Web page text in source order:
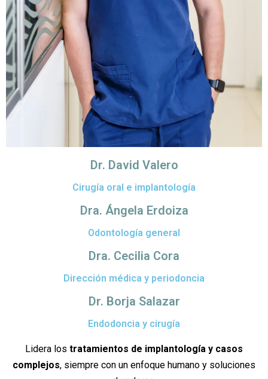
Dr. David Valero
Cirugía oral e implantología
Dra. Ángela Erdoiza
Odontología general
Dra. Cecilia Cora
Dirección médica y periodoncia
Dr. Borja Salazar
Endodoncia y cirugía
Lidera los tratamientos de implantología y casos
complejos, siempre con un enfoque humano y soluciones